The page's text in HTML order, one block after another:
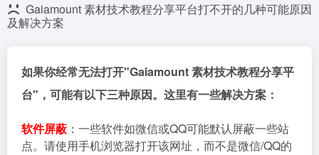
Gaiamount 素材技术教程分享平台打不开的几种可能原因
及解决方案
如果你经常无法打开"Gaiamount 素材技术教程分享平
台"，可能有以下三种原因。这里有一些解决方案：
软件屏蔽 ：一些软件如微信或QQ可能默认屏蔽一些站
点。请使用手机浏览器打开该网址，而不是微信/QQ的